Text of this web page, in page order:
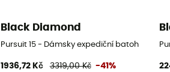
Black Diamond
Pursuit 15 - Dámsky expediční batoh
1936,72 Kč 3319,00 Kč -41%